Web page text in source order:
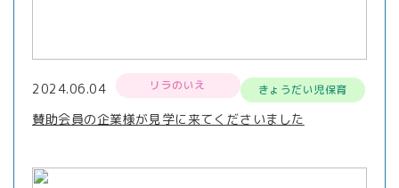
2024.06.04 リラのいえ きょうだい児保育
賛助会員の企業様が見学に来てくださいました